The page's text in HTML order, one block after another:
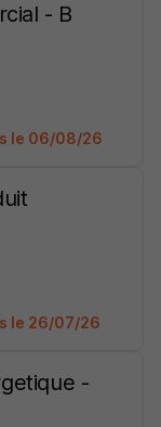
- B
le 06/08/26
le 26/07/26
-